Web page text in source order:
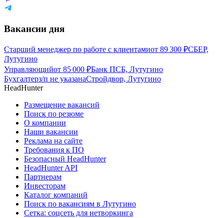
Вакансии дня
Старший менеджер по работе с клиентамиот 89 300 ₽СБЕР,
Лутугино
Управляющийот 85 000 ₽Банк ПСБ, Лутугино
Бухгалтерз/п не указанаСтройдвор, Лутугино
HeadHunter
Размещение вакансий
Поиск по резюме
О компании
Наши вакансии
Реклама на сайте
Требования к ПО
Безопасный HeadHunter
HeadHunter API
Партнерам
Инвесторам
Каталог компаний
Поиск по вакансиям в Лутугино
Сетка: соцсеть для нетворкинга